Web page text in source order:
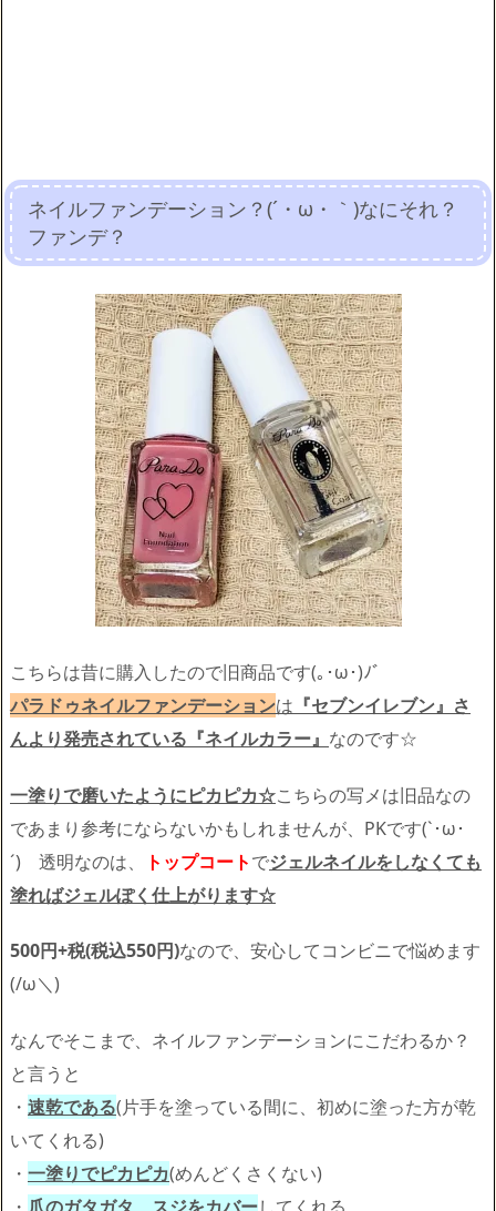
ネイルファンデーション？(´・ω・｀)なにそれ？
ファンデ？
こちらは昔に購入したので旧商品です(｡･ω･)ﾉﾞ
パラドゥネイルファンデーションは 『セブンイレブン』さ
んより発売されている『ネイルカラー』 なのです☆
一塗りで磨いたようにピカピカ☆こちらの写メは旧品なの
であまり参考にならないかもしれませんが、PKです(`･ω･
´)ゞ透明なのは、
トップコートでジェルネイルをしなくても
塗ればジェルぽく仕上がります☆
500円+税(税込550円)なので、安心してコンビニで悩めます
(/ω＼)
なんでそこまで、ネイルファンデーションにこだわるか？
と言うと
・ 速乾である(片手を塗っている間に、初めに塗った方が乾
いてくれる)
・ 一塗りでピカピカ(めんどくさくない)